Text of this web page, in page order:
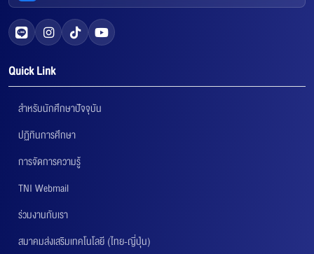
Quick Link
สำหรับนักศึกษาปัจจุบัน
ปฏิทินการศึกษา
การจัดการความรู้
TNI Webmail
ร่วมงานกับเรา
สมาคมส่งเสริมเทคโนโลยี (ไทย-ญี่ปุ่น)